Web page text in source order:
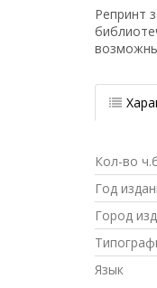
Репринт
Кол-во
Год
Город
Язык